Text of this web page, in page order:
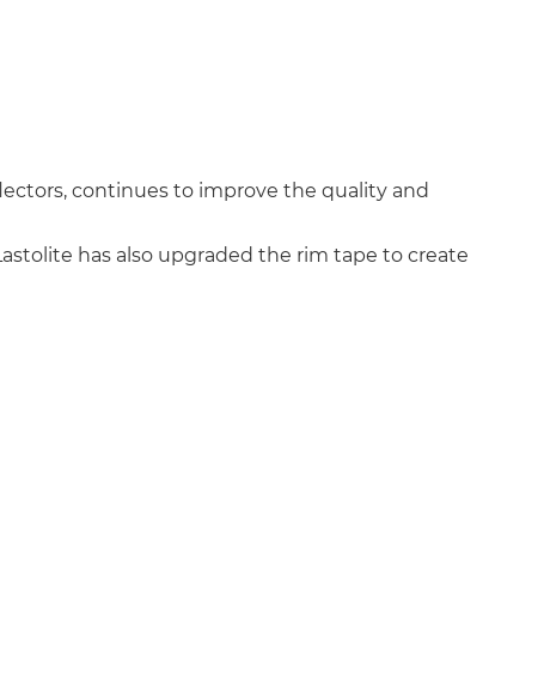
continues to improve the quality and
has also upgraded the rim tape to create